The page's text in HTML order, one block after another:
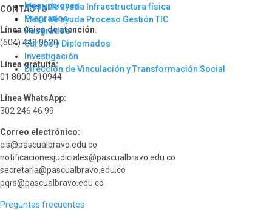
Mesa de ayuda Infraestructura física
Mesa de ayuda Proceso Gestión TIC
Inscripciones
Pregrados
Posgrados
Cursos y Diplomados
Investigación
Dirección de Vinculación y Transformación Social
CONTACTO
Línea única de atención:
(604) 448 0520
Línea gratuita:
01 8000 510944
Línea WhatsApp:
302 246 46 99
Correo electrónico:
cis@pascualbravo.edu.co
notificacionesjudiciales@pascualbravo.edu.co
secretaria@pascualbravo.edu.co
pqrs@pascualbravo.edu.co
Preguntas frecuentes